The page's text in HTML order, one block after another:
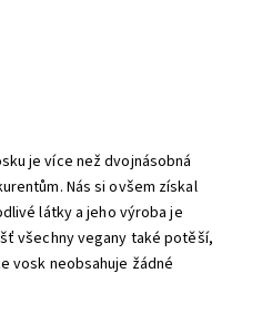
je více než dvojnásobná
Nás si ovšem získal
látky a jeho výroba je
všechny vegany také potěší,
vosk neobsahuje žádné